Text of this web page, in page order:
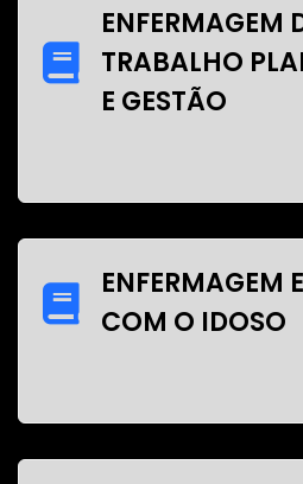
ENFERMAGEM
TRABALHO
E GESTÃO
ENFERMAGEM
COM O IDOSO